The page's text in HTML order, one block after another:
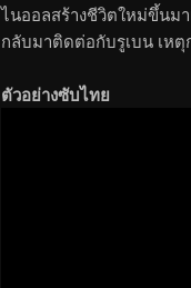
ไนออลสร้างชีวิตใหม่ขึ้นม
กลับมาติดต่อกับรูเบน เห
ตัวอย่างซับไทย